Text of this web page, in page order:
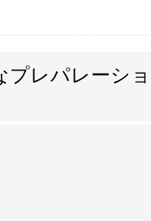
プレパレーシ